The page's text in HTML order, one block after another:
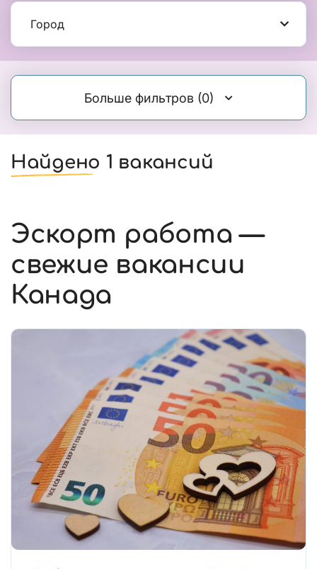
Город
Больше фильтров (0)
Найдено 1 вакансий
Эскорт работа —
свежие вакансии
Канада